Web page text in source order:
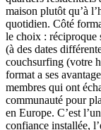
maison plutôt qu’à
quotidien. Côté
le choix : réciproque
(à des dates
couchsurfing (votre
format a ses
membres qui ont
communauté pour
en Europe. C’est
confiance installée,